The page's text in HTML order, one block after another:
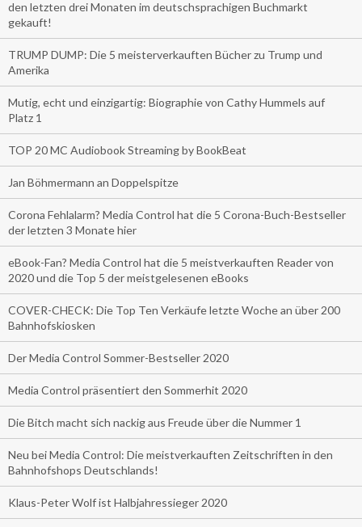
den letzten drei Monaten im deutschsprachigen Buchmarkt
gekauft!
TRUMP DUMP: Die 5 meisterverkauften Bücher zu Trump und
Amerika
Mutig, echt und einzigartig: Biographie von Cathy Hummels auf
Platz 1
TOP 20 MC Audiobook Streaming by BookBeat
Jan Böhmermann an Doppelspitze
Corona Fehlalarm? Media Control hat die 5 Corona-Buch-Bestseller
der letzten 3 Monate hier
eBook-Fan? Media Control hat die 5 meistverkauften Reader von
2020 und die Top 5 der meistgelesenen eBooks
COVER-CHECK: Die Top Ten Verkäufe letzte Woche an über 200
Bahnhofskiosken
Der Media Control Sommer-Bestseller 2020
Media Control präsentiert den Sommerhit 2020
Die Bitch macht sich nackig aus Freude über die Nummer 1
Neu bei Media Control: Die meistverkauften Zeitschriften in den
Bahnhofshops Deutschlands!
Klaus-Peter Wolf ist Halbjahressieger 2020